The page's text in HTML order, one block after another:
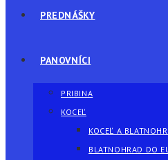
PREDNÁŠKY
PANOVNÍCI
PRIBINA
KOCEĽ
KOCEĽ A
BLATNOHRAD DO